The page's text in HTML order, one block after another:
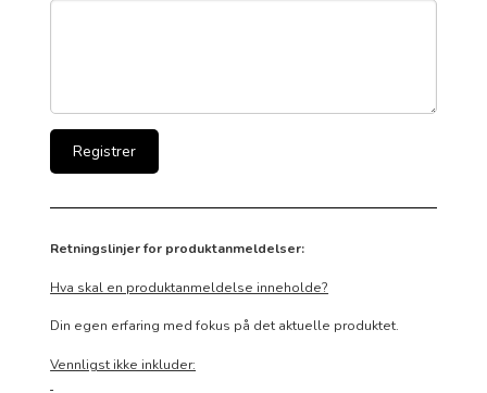
Retningslinjer for produktanmeldelser:
Hva skal en produktanmeldelse inneholde?
Din egen erfaring med fokus på det aktuelle produktet.
Vennligst ikke inkluder: